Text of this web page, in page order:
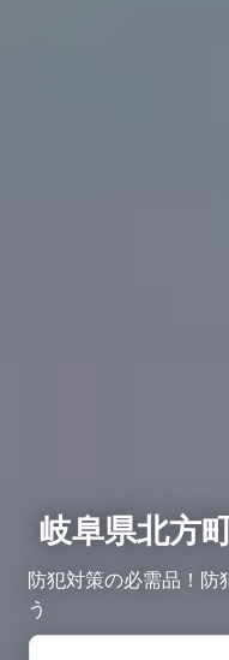
岐阜県北方
防犯対策の必需品！防
う